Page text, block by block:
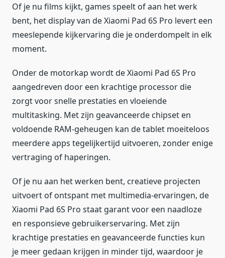
Of je nu films kijkt, games speelt of aan het werk
bent, het display van de Xiaomi Pad 6S Pro levert een
meeslepende kijkervaring die je onderdompelt in elk
moment.
Onder de motorkap wordt de Xiaomi Pad 6S Pro
aangedreven door een krachtige processor die
zorgt voor snelle prestaties en vloeiende
multitasking. Met zijn geavanceerde chipset en
voldoende RAM-geheugen kan de tablet moeiteloos
meerdere apps tegelijkertijd uitvoeren, zonder enige
vertraging of haperingen.
Of je nu aan het werken bent, creatieve projecten
uitvoert of ontspant met multimedia-ervaringen, de
Xiaomi Pad 6S Pro staat garant voor een naadloze
en responsieve gebruikerservaring. Met zijn
krachtige prestaties en geavanceerde functies kun
je meer gedaan krijgen in minder tijd, waardoor je